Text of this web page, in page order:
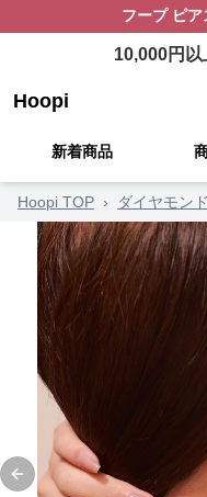
フープ ピア
10,000円以
Hoopi
新着商品
Hoopi TOP › ダイヤモン
Previous slide